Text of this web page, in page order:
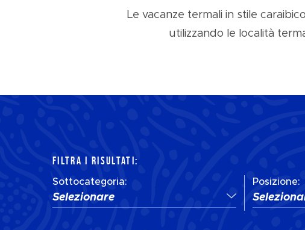
Le vacanze termali in stile
utilizzando le località
FILTRA I RISULTATI:
Sottocategoria:
Selezionare
Posizione: